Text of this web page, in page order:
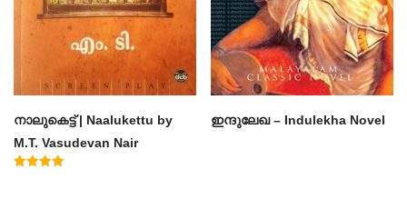
നാലുകെട്ട് | Naalukettu by
M.T. Vasudevan Nair
ഇന്ദുലേഖ – Indulekha Novel